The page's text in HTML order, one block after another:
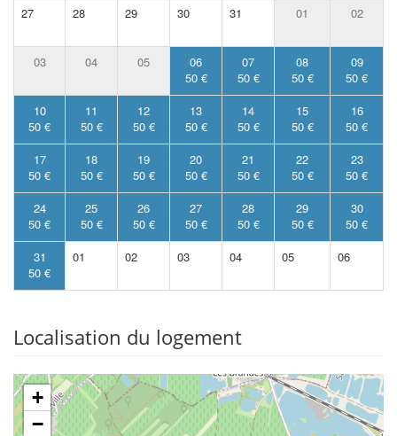
27
28 29 30 31 01 02
03 04 05
06
50 €
07
50 €
08
50 €
09
50 €
10
50 €
11
50 €
12
50 €
13
50 €
14
50 €
15
50 €
16
50 €
17
50 €
18
50 €
19
50 €
20
50 €
21
50 €
22
50 €
23
50 €
24
50 €
25
50 €
26
50 €
27
50 €
28
50 €
29
50 €
30
50 €
31
50 €
01 02 03 04 05 06
Localisation du logement
+
−